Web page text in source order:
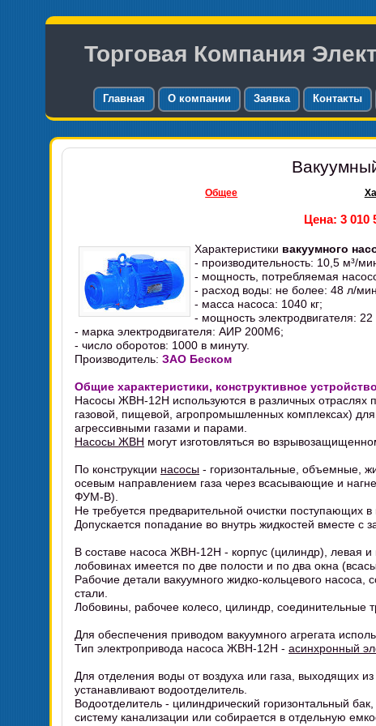
Торговая Компания
Главная О компании Заявка Контакты
Общее
Цена: 3 010
Характеристики вакуумного
- производительность: 10,5 м³/
- мощность, потребляемая
- расход воды: не более: 48 л/
- масса насоса: 1040 кг;
- мощность электродвигателя: 22
- марка электродвигателя: АИР 200М6;
- число оборотов: 1000 в минуту.
Производитель: ЗАО Беском
Общие характеристики, конструктивное устройство
Насосы ЖВН-12Н используются в различных
газовой, пищевой, агропромышленных комплексах)
агрессивными газами и парами.
Насосы ЖВН могут изготовляться во
По конструкции насосы - горизонтальные, объемные,
осевым направлением газа через всасывающие и
ФУМ-В).
Не требуется предварительной очистки поступающих в
Допускается попадание во внутрь жидкостей вместе с
В составе насоса ЖВН-12Н - корпус (цилиндр), левая
лобовинах имеется по две полости и по два окна
Рабочие детали вакуумного жидко-кольцевого
стали.
Лобовины, рабочее колесо, цилиндр, соединительные
Для обеспечения приводом вакуумного агрегата
Тип электропривода насоса ЖВН-12Н - асинхронный
Для отделения воды от воздуха или газа, выходящих
устанавливают водоотделитель.
Водоотделитель - цилиндрический горизонтальный
систему канализации или собирается в отдельную